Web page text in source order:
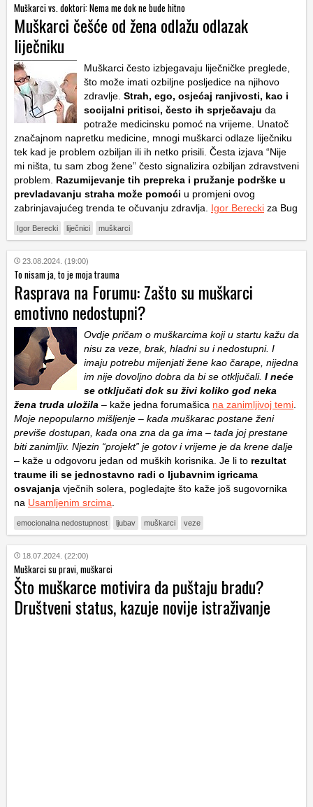
Muškarci vs. doktori: Nema me dok ne bude hitno
Muškarci češće od žena odlažu odlazak
liječniku
Muškarci često izbjegavaju liječničke preglede,
što može imati ozbiljne posljedice na njihovo
zdravlje. Strah, ego, osjećaj ranjivosti, kao i
socijalni pritisci, često ih sprječavaju da
potraže medicinsku pomoć na vrijeme. Unatoč
značajnom napretku medicine, mnogi muškarci odlaze liječniku
tek kad je problem ozbiljan ili ih netko prisili. Česta izjava “Nije
mi ništa, tu sam zbog žene” često signalizira ozbiljan zdravstveni
problem. Razumijevanje tih prepreka i pružanje podrške u
prevladavanju straha može pomoći u promjeni ovog
zabrinjavajućeg trenda te očuvanju zdravlja. Igor Berecki za Bug
Igor Berecki liječnici muškarci
23.08.2024. (19:00)
To nisam ja, to je moja trauma
Rasprava na Forumu: Zašto su muškarci
emotivno nedostupni?
Ovdje pričam o muškarcima koji u startu kažu da
nisu za veze, brak, hladni su i nedostupni. I
imaju potrebu mijenjati žene kao čarape, nijedna
im nije dovoljno dobra da bi se otključali. I neće
se otključati dok su živi koliko god neka
žena truda uložila – kaže jedna forumašica na zanimljivoj temi
Moje nepopularno mišljenje – kada muškarac postane ženi
previše dostupan, kada ona zna da ga ima – tada joj prestane
biti zanimljiv. Njezin “projekt” je gotov i vrijeme je da krene dalje
– kaže u odgovoru jedan od muških korisnika. Je li to rezultat
traume ili se jednostavno radi o ljubavnim igricama
osvajanja vječnih solera, pogledajte što kaže još sugovornika
na Usamljenim srcima
emocionalna nedostupnost ljubav muškarci veze
18.07.2024. (22:00)
Muškarci su pravi, muškarci
Što muškarce motivira da puštaju bradu?
Društveni status, kazuje novije istraživanje